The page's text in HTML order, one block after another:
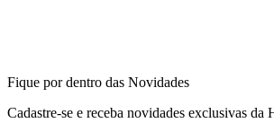
Fique por dentro das Novidades
Cadastre-se e receba novidades exclusivas da